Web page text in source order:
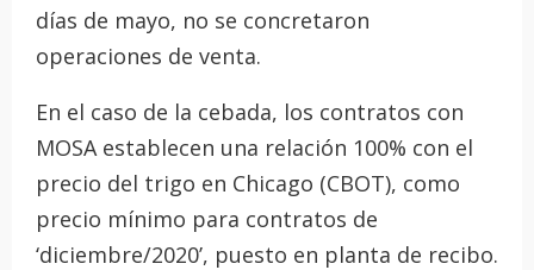
días de mayo, no se concretaron
operaciones de venta.
En el caso de la cebada, los contratos con
MOSA establecen una relación 100% con el
precio del trigo en Chicago (CBOT), como
precio mínimo para contratos de
‘diciembre/2020’, puesto en planta de recibo.